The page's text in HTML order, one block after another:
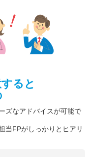
ると
ズなアドバイスが可能で
当FPがしっかりとヒアリ